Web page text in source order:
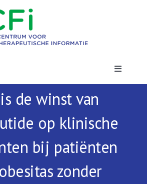
Toggle
de winst van
op klinische
bij patiënten
zonder